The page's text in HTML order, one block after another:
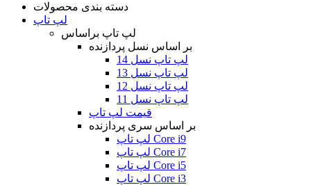
دسته بندی محصولات
لپ تاپ
لپ تاپ براساس
بر اساس نسل پردازنده
لپ تاپ نسل 14
لپ تاپ نسل 13
لپ تاپ نسل 12
لپ تاپ نسل 11
قیمت لپ تاپ
بر اساس سری پردازنده
لپ تاپ Core i9
لپ تاپ Core i7
لپ تاپ Core i5
لپ تاپ Core i3